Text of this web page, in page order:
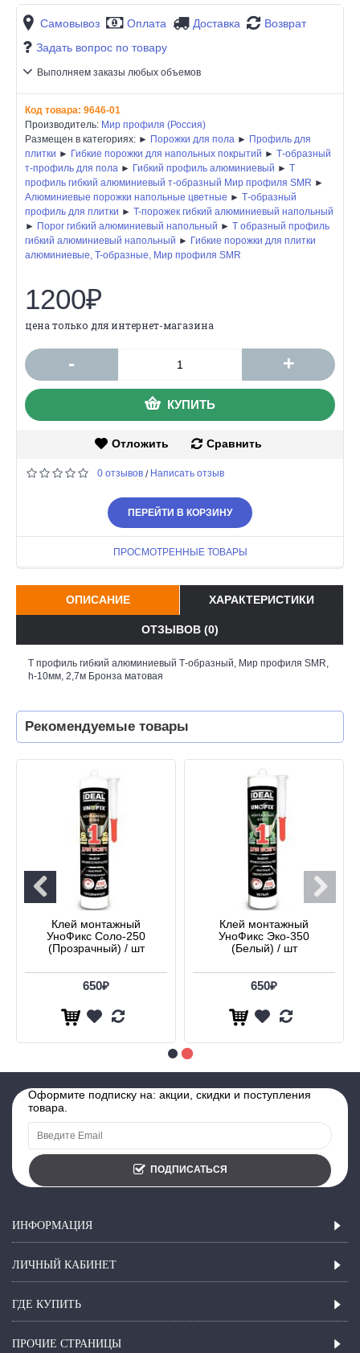
Самовывоз Оплата Доставка
Возврат
Задать вопрос по товару
Выполняем заказы любых объемов
Код товара: 9646-01
Производитель: Мир профиля (Россия)
Размещен в категориях: ► Порожки для пола ► Профиль для
плитки ► Гибкие порожки для напольных покрытий ► Т-образный
т-профиль для пола ► Гибкий профиль алюминиевый ► Т
профиль гибкий алюминиевый т-образный Мир профиля SMR ►
Алюминиевые порожки напольные цветные ► Т-образный
профиль для плитки ► T-порожек гибкий алюминиевый напольный
► Порог гибкий алюминиевый напольный ► Т образный профиль
гибкий алюминиевый напольный ► Гибкие порожки для плитки
алюминиевые, T-образные, Мир профиля SMR
1200₽
цена только для интернет-магазина
- +
КУПИТЬ
Отложить Сравнить
0 отзывов / Написать отзыв
ПЕРЕЙТИ В КОРЗИНУ
ПРОСМОТРЕННЫЕ ТОВАРЫ
ОПИСАНИЕ ХАРАКТЕРИСТИКИ
ОТЗЫВОВ (0)
Т профиль гибкий алюминиевый Т-образный, Мир профиля SMR,
h-10мм, 2,7м Бронза матовая
Рекомендуемые товары
Клей монтажный
УноФикс Соло-250
(Прозрачный) / шт
650₽
Клей монтажный
УноФикс Эко-350
(Белый) / шт
650₽
Оформите подписку на: акции, скидки и поступления
товара.
ПОДПИСАТЬСЯ
ИНФОРМАЦИЯ
ЛИЧНЫЙ КАБИНЕТ
ГДЕ КУПИТЬ
ПРОЧИЕ СТРАНИЦЫ